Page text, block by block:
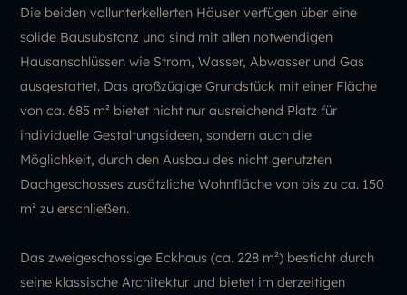
Die beiden vollunterkellerten Häuser verfügen über eine
solide Bausubstanz und sind mit allen notwendigen
Hausanschlüssen wie Strom, Wasser, Abwasser und Gas
ausgestattet. Das großzügige Grundstück mit einer Fläche
von ca. 685 m² bietet nicht nur ausreichend Platz für
individuelle Gestaltungsideen, sondern auch die
Möglichkeit, durch den Ausbau des nicht genutzten
Dachgeschosses zusätzliche Wohnfläche von bis zu ca. 150
m² zu erschließen.
Das zweigeschossige Eckhaus (ca. 228 m²) besticht durch
seine klassische Architektur und bietet im derzeitigen